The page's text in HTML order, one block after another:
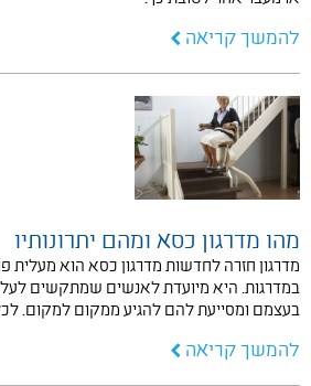
להמשך קריאה
מהו מדרגון כסא ומהם יתרונותיו
מדרגון חזרה לחדשות מדרגון כסא הוא מעלית
במדרגות. היא מיועדת לאנשים שמתקשים
בעצמם ומסייעת להם להגיע ממקום למקום.
להמשך קריאה